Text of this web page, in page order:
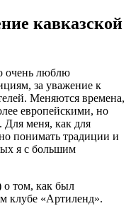
кавказской
очень люблю
за уважение к
Меняются времена,
европейскими, но
Для меня, как для
понимать традиции и
я с большим
о том, как был
клубе «Артиленд».